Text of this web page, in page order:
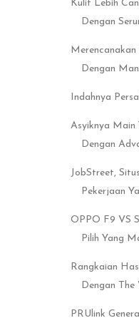
Kulit Lebih
Dengan
Dengan
Indahnya
Asyiknya Main
Dengan
JobStreet,
Pekerjaan
OPPO F9 VS
Pilih Yang
Rangkaian
Dengan The
PRUlink